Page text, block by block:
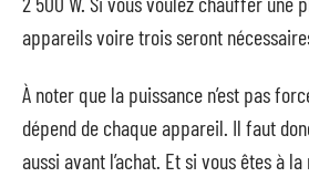
appareils voire trois seront
À noter que la puissance n’est pas
dépend de chaque appareil. Il faut
aussi avant l’achat. Et si vous êtes à la